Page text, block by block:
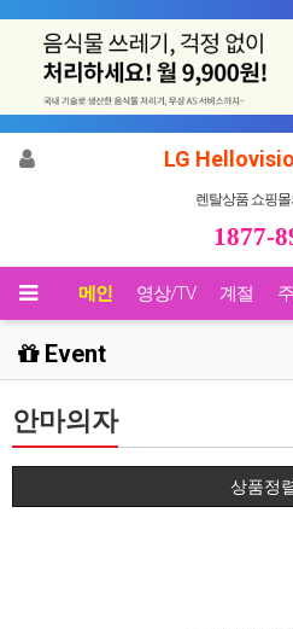
LG
렌탈상품 쇼핑
1877-
메인 영상/TV 계절
Event
안마의자
상품정